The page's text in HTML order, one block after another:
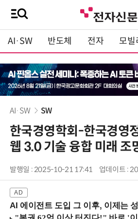
AI·SW 반도체 전자 모빌
AI·SW SW
한국경영학회-한국경영
웹 3.0 기술 융합 미래
발행일 : 2025-10-21 17:41 업데이트 :
AI 에이전트 도입 그 이후, 이제는 성